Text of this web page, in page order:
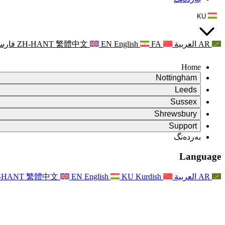
KU
AR العربية ZH-HANT 繁體中文 EN English FA
Home
Nottingham
Review
کورسی پێداچوونەوە
تیمی پێداچوونەوەی سەربەخۆ
مەرجەکانی سەرچاوە
Rapora Dawî ya Nirxandina Serbixwe
Pirsên Pir tên Pirsîn
بەردەنگ
For Families
Pêvajoya Nirxandina Malbatê
دوایین نوێکردنەوەکان
Nûçename
Leeds
Review
کورسی پێداچوونەوە
تیمی پێداچوونەوەی سەربەخۆ
Mercên Referansê
بەردەنگ
Piştgiriya Derûnî ji bo Malbatan
ڕووداوەکان
For Staff
Sussex
Review
کورسی پێداچوونەوە
تیمی پێداچوونەوەی سەربەخۆ
مەرجەکانی سەرچاوە
For Families
نوێکردنەوە بۆ خێزانەکان
Shrewsbury
Review
مەرجەکانی پێداچوونەوەی دایکایەتی
ڕاگەیاندن
Reports
Rapora dawî ya Nirxandina Serbixwe
Rapora Yekem a Nirxandina Serbixwe
For Families
Support
Leeds
Nottingham
خزمەتگوزاری پاڵپشتی دەروونی خێزان
Piştgiriya Krîza Tenduristiya Derûnî
Xizmetên Herêmî yên Nottinghamê
بەردەنگ
Language
AR العربية HANT 繁體中文 EN English KU Kurdish